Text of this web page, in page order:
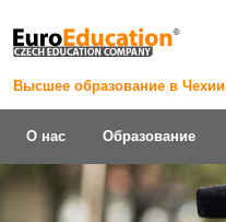
Высшее образование в Чехии
О нас Образование